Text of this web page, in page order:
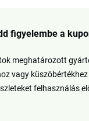
figyelembe a
meghatározott
vagy
felhasználás